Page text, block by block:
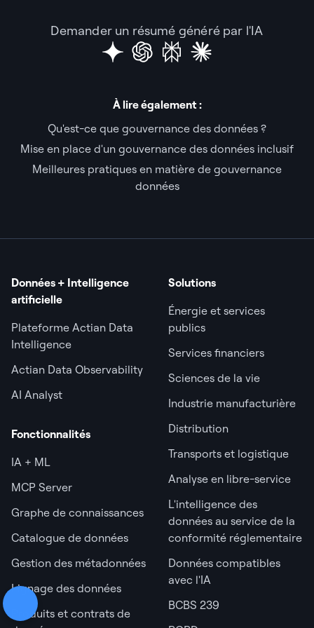
Demander un résumé généré par l'IA
À lire également :
Qu'est-ce que gouvernance des données ?
Mise en place d'un gouvernance des données inclusif
Meilleures pratiques en matière de gouvernance
données
Données + Intelligence
artificielle
Plateforme Actian Data
Intelligence
Actian Data Observability
AI Analyst
Fonctionnalités
IA + ML
MCP Server
Graphe de connaissances
Catalogue de données
Gestion des métadonnées
Lignage des données
Produits et contrats de
Solutions
Énergie et services
publics
Services financiers
Sciences de la vie
Industrie manufacturière
Distribution
Transports et logistique
Analyse en libre-service
L'intelligence des
données au service de la
conformité réglementaire
Données compatibles
avec l'IA
BCBS 239